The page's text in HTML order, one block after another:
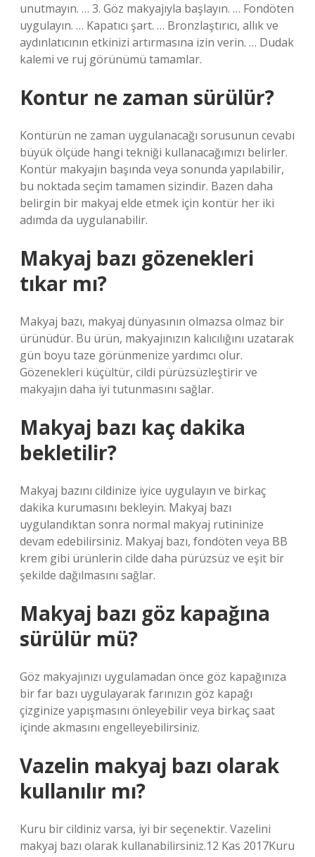
unutmayın. … 3. Göz makyajıyla başlayın. … Fondöten
uygulayın. … Kapatıcı şart. … Bronzlaştırıcı, allık ve
aydınlatıcının etkinizi artırmasına izin verin. … Dudak
kalemi ve ruj görünümü tamamlar.
Kontur ne zaman sürülür?
Kontürün ne zaman uygulanacağı sorusunun cevabı
büyük ölçüde hangi tekniği kullanacağımızı belirler.
Kontür makyajın başında veya sonunda yapılabilir,
bu noktada seçim tamamen sizindir. Bazen daha
belirgin bir makyaj elde etmek için kontür her iki
adımda da uygulanabilir.
Makyaj bazı gözenekleri
tıkar mı?
Makyaj bazı, makyaj dünyasının olmazsa olmaz bir
ürünüdür. Bu ürün, makyajınızın kalıcılığını uzatarak
gün boyu taze görünmenize yardımcı olur.
Gözenekleri küçültür, cildi pürüzsüzleştirir ve
makyajın daha iyi tutunmasını sağlar.
Makyaj bazı kaç dakika
bekletilir?
Makyaj bazını cildinize iyice uygulayın ve birkaç
dakika kurumasını bekleyin. Makyaj bazı
uygulandıktan sonra normal makyaj rutininize
devam edebilirsiniz. Makyaj bazı, fondöten veya BB
krem ​​gibi ürünlerin cilde daha pürüzsüz ve eşit bir
şekilde dağılmasını sağlar.
Makyaj bazı göz kapağına
sürülür mü?
Göz makyajınızı uygulamadan önce göz kapağınıza
bir far bazı uygulayarak farınızın göz kapağı
çizginize yapışmasını önleyebilir veya birkaç saat
içinde akmasını engelleyebilirsiniz.
Vazelin makyaj bazı olarak
kullanılır mı?
Kuru bir cildiniz varsa, iyi bir seçenektir. Vazelini
makyaj bazı olarak kullanabilirsiniz.12 Kas 2017Kuru